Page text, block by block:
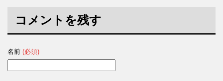
コメントを残す
名前 (必須)